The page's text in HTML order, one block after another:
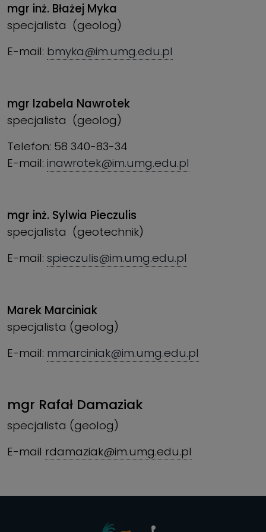
mgr inż. Błażej Myka
specjalista (geolog)
E-mail: bmyka@im.umg.edu.pl
mgr Izabela Nawrotek
specjalista (geolog)
Telefon: 58 340-83-34
E-mail: inawrotek@im.umg.edu.pl
mgr inż. Sylwia Pieczulis
specjalista (geotechnik)
E-mail: spieczulis@im.umg.edu.pl
Marek Marciniak
specjalista (geolog)
E-mail: mmarciniak@im.umg.edu.pl
mgr Rafał Damaziak
specjalista (geolog)
E-mail rdamaziak@im.umg.edu.pl